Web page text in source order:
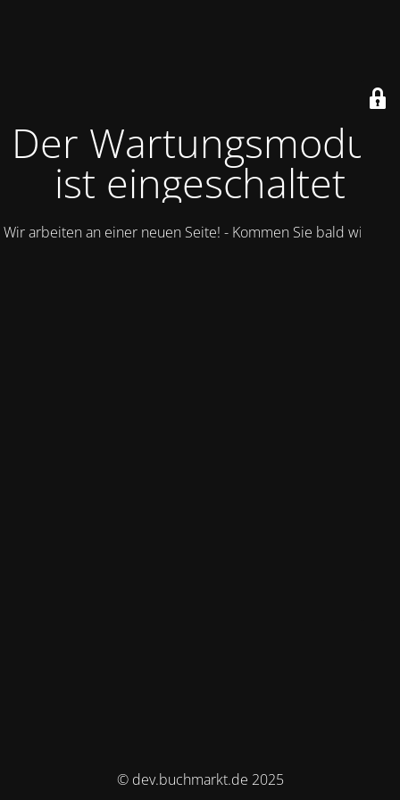
Der Wartungsmodus
ist eingeschaltet
Wir arbeiten an einer neuen Seite! - Kommen Sie bald wieder.
© dev.buchmarkt.de 2025